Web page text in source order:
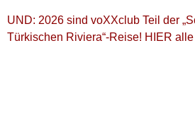
UND: 2026 sind voXXclub Teil der
Türkischen Riviera“-Reise! HIER